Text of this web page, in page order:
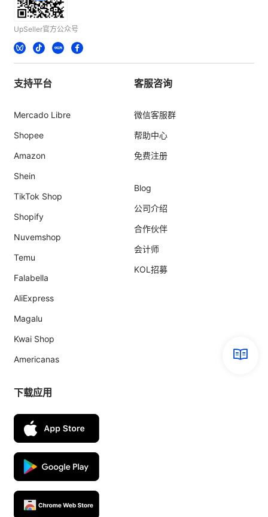
UpSeller官方公众号
支持平台
Mercado Libre
Shopee
Amazon
Shein
TikTok Shop
Shopify
Nuvemshop
Temu
Falabella
AliExpress
Magalu
Kwai Shop
Americanas
客服咨询
微信客服群
帮助中心
免费注册
Blog
公司介绍
合作伙伴
会计师
KOL招募
下载应用